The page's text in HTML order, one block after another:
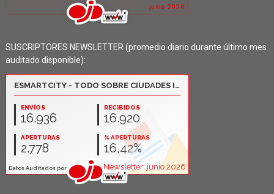
SUSCRIPTORES NEWSLETTER (promedio diario durante último mes
auditado disponible):